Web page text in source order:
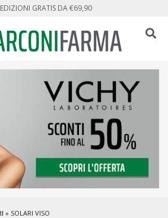
GRATIS DA €69,90
» SOLARI VISO